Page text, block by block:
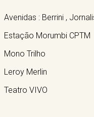
Avenidas : Berrini ,
Estação Morumbi CPTM
Mono Trilho
Leroy Merlin
Teatro VIVO